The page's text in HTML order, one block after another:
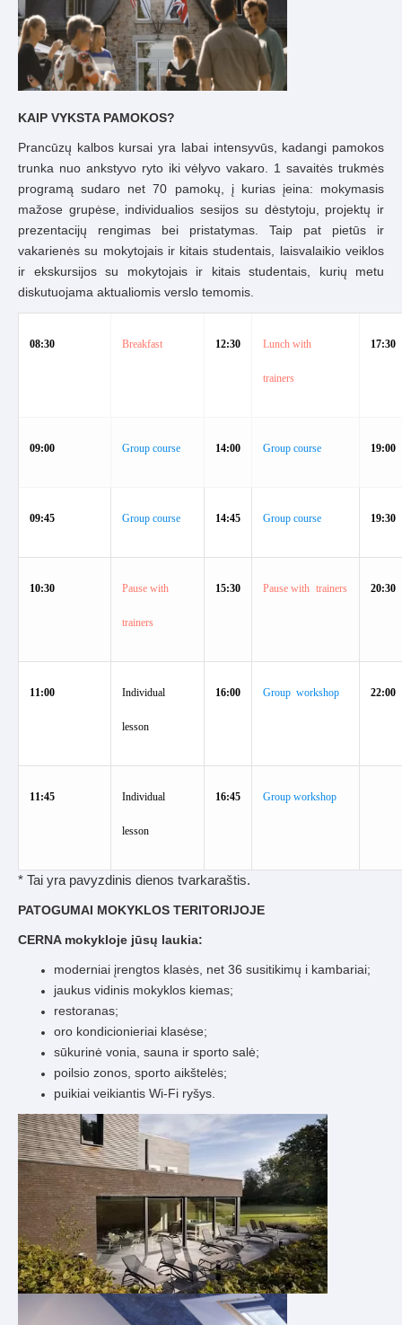
KAIP VYKSTA PAMOKOS?
Prancūzų kalbos kursai yra labai intensyvūs, kadangi pamokos
trunka nuo ankstyvo ryto iki vėlyvo vakaro. 1 savaitės trukmės
programą sudaro net 70 pamokų, į kurias įeina: mokymasis
mažose grupėse, individualios sesijos su dėstytoju, projektų ir
prezentacijų rengimas bei pristatymas. Taip pat pietūs ir
vakarienės su mokytojais ir kitais studentais, laisvalaikio veiklos
ir ekskursijos su mokytojais ir kitais studentais, kurių metu
diskutuojama aktualiomis verslo temomis.
08:30 Breakfast 12:30 Lunch with
trainers
17:30
09:00 Group course 14:00 Group course 19:00
09:45 Group course 14:45 Group course 19:30
10:30 Pause with
trainers
15:30 Pause with trainers 20:30
11:00 Individual
lesson
16:00 Group workshop 22:00
11:45 Individual
lesson
16:45 Group workshop
* Tai yra pavyzdinis dienos tvarkaraštis.
PATOGUMAI MOKYKLOS TERITORIJOJE
CERNA mokykloje jūsų laukia:
moderniai įrengtos klasės, net 36 susitikimų i kambariai;
jaukus vidinis mokyklos kiemas;
restoranas;
oro kondicionieriai klasėse;
sūkurinė vonia, sauna ir sporto salė;
poilsio zonos, sporto aikštelės;
puikiai veikiantis Wi-Fi ryšys.